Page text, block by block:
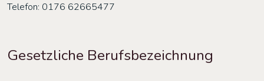
Telefon: 0176 62665477
Gesetzliche Berufsbezeichnung